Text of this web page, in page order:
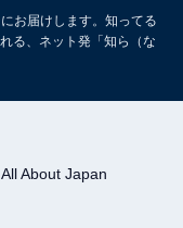
お届けします。知ってる
る、ネット発「知ら（な
All About Japan